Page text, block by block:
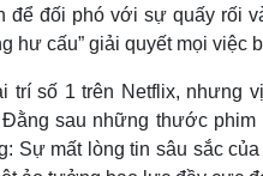
đối phó với sự quấy rối
hư cấu” giải quyết mọi việc
trí số 1 trên Netflix, nhưng
sau những thước
Sự mất lòng tin sâu sắc